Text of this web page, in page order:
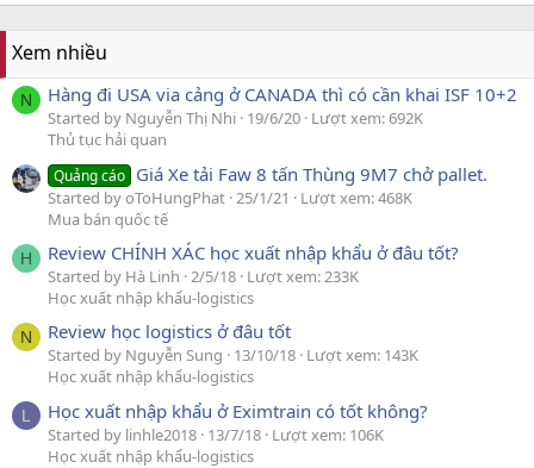
Xem nhiều
N Hàng đi USA via cảng ở CANADA thì có cần khai ISF 10+2
Started by Nguyễn Thị Nhi 19/6/20 Lượt xem: 692K
Thủ tục hải quan
Quảng cáo Giá Xe tải Faw 8 tấn Thùng 9M7 chở pallet.
Started by oToHungPhat 25/1/21
Lượt xem: 468K
Mua bán quốc tế
H Review CHÍNH XÁC học xuất nhập khẩu ở đâu tốt?
Started by Hà Linh 2/5/18 Lượt xem: 233K
Học xuất nhập khẩu-logistics
N Review học logistics ở đâu tốt
Started by Nguyễn Sung 13/10/18 Lượt xem: 143K
Học xuất nhập khẩu-logistics
L Học xuất nhập khẩu ở Eximtrain có tốt không?
Started by linhle2018 13/7/18 Lượt xem: 106K
Học xuất nhập khẩu-logistics